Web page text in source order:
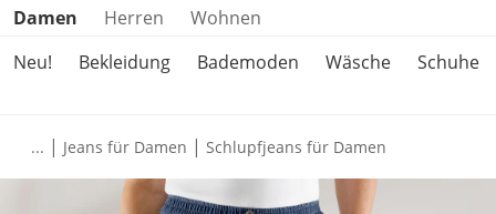
Produktkategorien überspringen
Damen Herren
Wohnen
Neu!
Bekleidung Bademoden Wäsche Schuhe
... | Jeans für Damen | Schlupfjeans für Damen